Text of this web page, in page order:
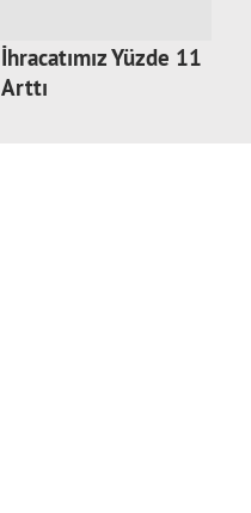
İhracatımız Yüzde 11
Arttı